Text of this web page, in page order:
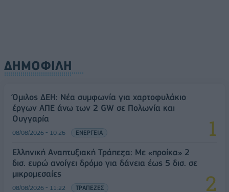
ΔΗΜΟΦΙΛΗ
Όμιλος ΔΕΗ: Νέα συμφωνία για χαρτοφυλάκιο
έργων ΑΠΕ άνω των 2 GW σε Πολωνία και
Ουγγαρία
08/08/2026 - 10:26 ΕΝΕΡΓΕΙΑ
Ελληνική Αναπτυξιακή Τράπεζα: Με «προίκα» 2
δισ. ευρώ ανοίγει δρόμο για δάνεια έως 5 δισ. σε
μικρομεσαίες
08/08/2026 - 11:22 ΤΡΑΠΕΖΕΣ